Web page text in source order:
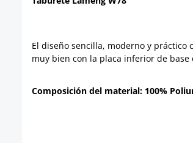
El diseño sencilla, moderno y
muy bien con la placa inferior de
Composición del material: 100%